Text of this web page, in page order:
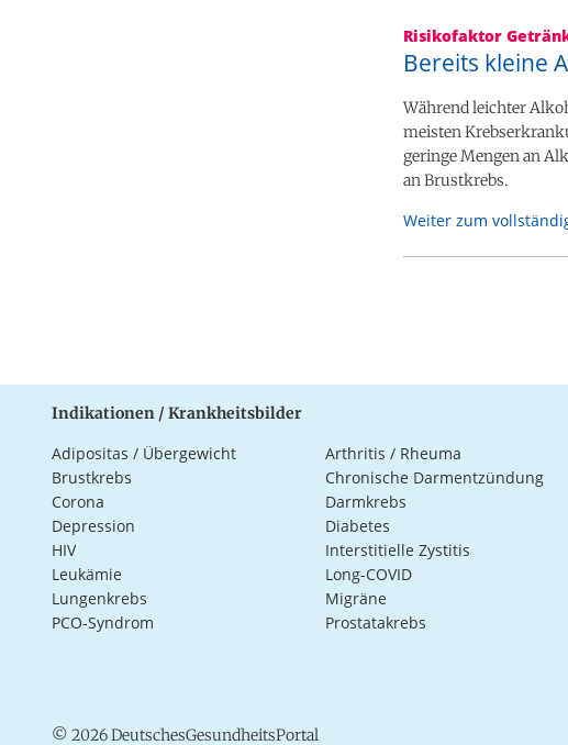
Risikofaktor
Bereits kleine
Während leichter
meisten
geringe Mengen an
an Brustkrebs.
Weiter zum
Indikationen / Krankheitsbilder
Adipositas / Übergewicht Arthritis / Rheuma
Brustkrebs
Chronische Darmentzündung
Corona
Darmkrebs
Depression
Diabetes
HIV
Interstitielle Zystitis
Leukämie
Long-COVID
Lungenkrebs
Migräne
PCO-Syndrom
Prostatakrebs
© 2026 DeutschesGesundheitsPortal